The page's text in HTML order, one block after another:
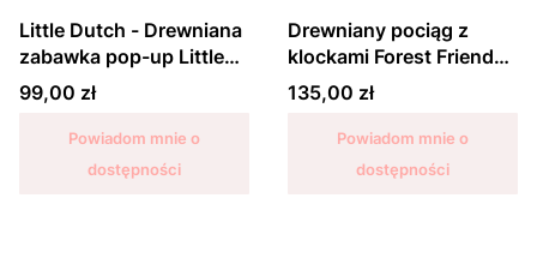
Little Dutch - Drewniana
zabawka pop-up Little
Farm
Cena
99,00 zł
Powiadom mnie o
dostępności
Drewniany pociąg z
klockami Forest Friends -
Little Dutch
Cena
135,00 zł
Powiadom mnie o
dostępności